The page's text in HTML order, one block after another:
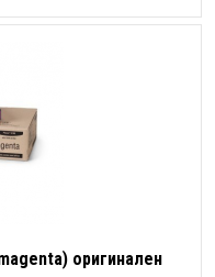
оригинален